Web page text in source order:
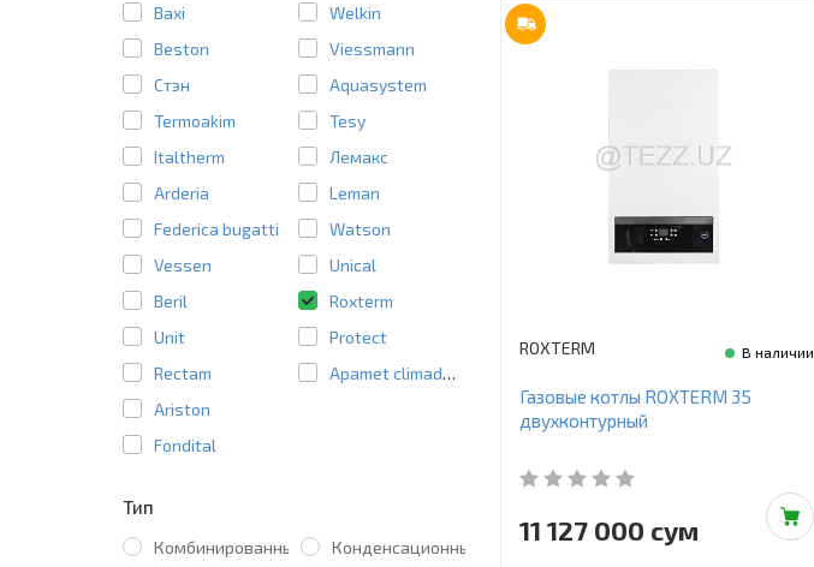
Baxi
Welkin
Beston
Viessmann
Стэн
Aquasystem
Termoakim
Tesy
Italtherm
Лемакс
Arderia
Leman
Federica bugatti
Watson
Vessen
Unical
Beril
Roxterm
Unit
Protect
Rectam
Apamet climadens
Ariston
Fondital
Тип
Комбинированный
Конденсационный
В наличии
ROXTERM
Газовые котлы ROXTERM 35
двухконтурный
11 127 000 сум